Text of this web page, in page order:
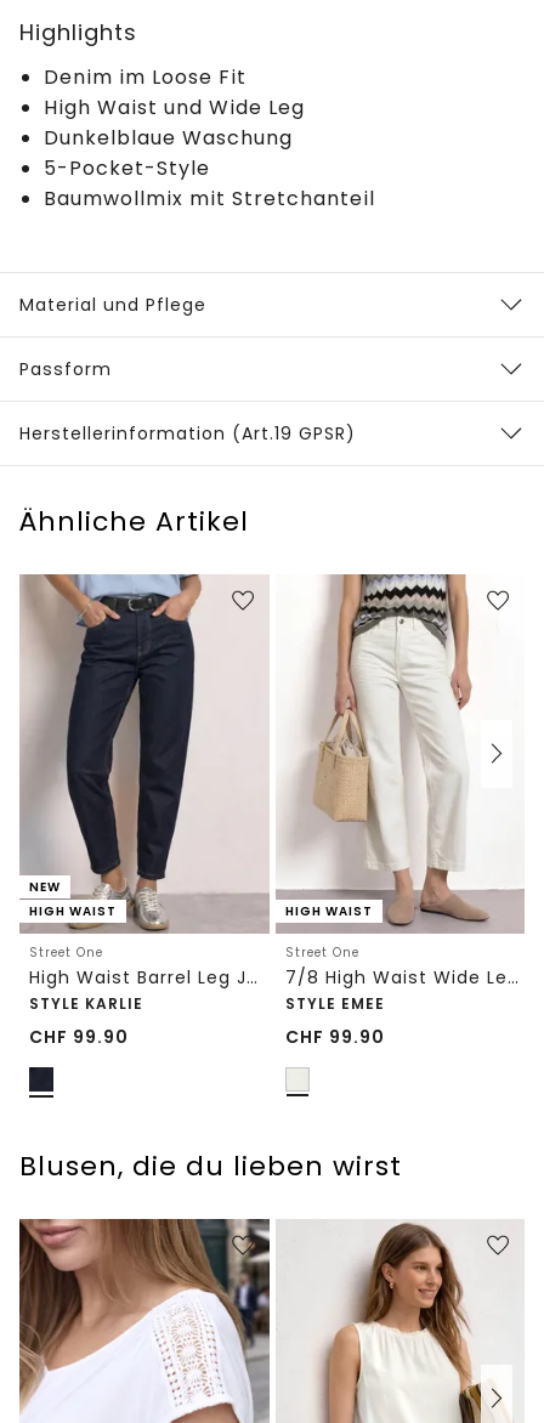
Highlights
Denim im Loose Fit
High Waist und Wide Leg
Dunkelblaue Waschung
5-Pocket-Style
Baumwollmix mit Stretchanteil
Material und Pflege
Passform
Herstellerinformation (Art.19 GPSR)
Ähnliche Artikel
NEW
HIGH WAIST
Street One
High Waist Barrel Leg Jeans im Loose Fit
STYLE KARLIE
CHF 99.90
HIGH WAIST
Street One
7/8 High Waist Wide Leg Jeans im Loose Fit
STYLE EMEE
CHF 99.90
Blusen, die du lieben wirst